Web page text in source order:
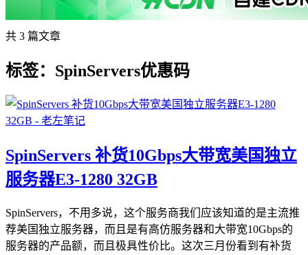
共 3 篇文章
标签：SpinServers优惠码
SpinServers 补货10Gbps大带宽美国独立
服务器E3-1280 32GB
SpinServers，不用多说，这个服务商我们应该知道的是主流推
荐美国独立服务器，而且是有高仿服务器和大带宽10Gbps的
服务器的产品额，而且极具性价比。这次三月份看到有补货